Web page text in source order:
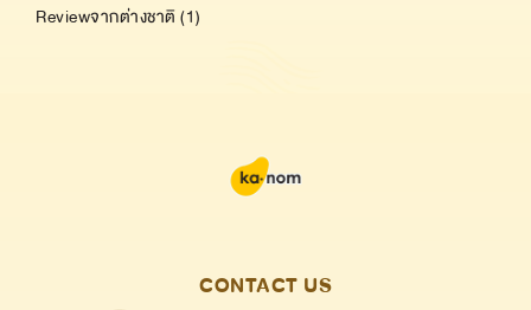
Reviewจากต่างชาติ (1)
CONTACT US